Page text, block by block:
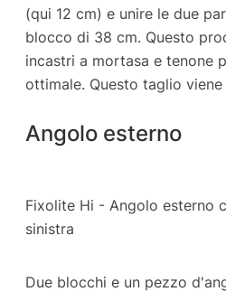
(qui 12 cm) e unire le due
blocco di 38 cm. Questo
incastri a mortasa e tenone
ottimale. Questo taglio
Angolo esterno
Fixolite Hi - Angolo esterno
sinistra
Due blocchi e un pezzo